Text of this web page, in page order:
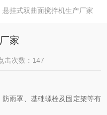
悬挂式双曲面搅拌机生产厂家
家
击次数：147
雨罩、基础螺栓及固定架等有